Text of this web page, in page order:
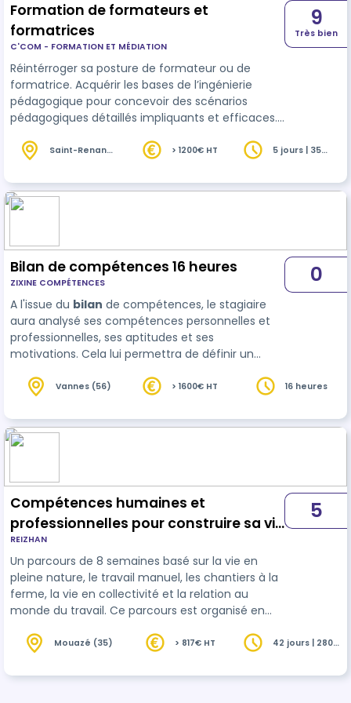
Formation de formateurs et
formatrices
C'COM - FORMATION ET MÉDIATION
Réintérroger sa posture de formateur ou de
formatrice. Acquérir les bases de l’ingénierie
pédagogique pour concevoir des scénarios
pédagogiques détaillés impliquants et efficaces.
pédagogie active
9
Très bien
Saint-Renan
> 1200€ HT
5 jours | 35
Bilan de compétences 16 heures
ZIXINE COMPÉTENCES
A l'issue du bilan de compétences, le stagiaire
aura analysé ses compétences personnelles et
professionnelles, ses aptitudes et ses
motivations. Cela lui permettra de définir un
et/ou, le cas échéant, un projet de for…
0
Vannes (56) > 1600€ HT 16 heures
Compétences humaines et
professionnelles pour construire sa vie
active
REIZHAN
Un parcours de 8 semaines basé sur la vie en
pleine nature, le travail manuel, les chantiers à la
ferme, la vie en collectivité et la relation au
monde du travail. Ce parcours est organisé en
5
Mouazé (35) > 817€ HT
42 jours | 280